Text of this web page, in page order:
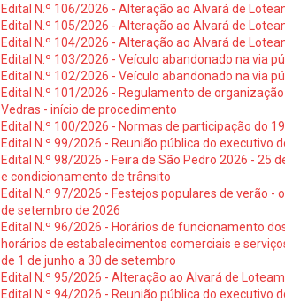
Edital N.º 106/2026 - Alteração ao Alvará de
Edital N.º 105/2026 - Alteração ao Alvará de
Edital N.º 104/2026 - Alteração ao Alvará de
Edital N.º 103/2026 - Veículo abandonado na via
Edital N.º 102/2026 - Veículo abandonado na via
Edital N.º 101/2026 - Regulamento de
Vedras - início de procedimento
Edital N.º 100/2026 - Normas de participação do
Edital N.º 99/2026 - Reunião pública do executivo
Edital N.º 98/2026 - Feira de São Pedro 2026 - 25
e condicionamento de trânsito
Edital N.º 97/2026 - Festejos populares de verão -
de setembro de 2026
Edital N.º 96/2026 - Horários de funcionamento
horários de estabalecimentos comerciais e
de 1 de junho a 30 de setembro
Edital N.º 95/2026 - Alteração ao Alvará de
Edital N.º 94/2026 - Reunião pública do executivo